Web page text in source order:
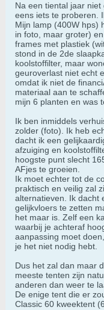
Na een tiental jaar
eens iets te proberen.
Mijn lamp (400W hps)
in foto, maar groter)
frames met plastiek
stond in de 2de
koolstoffilter, maar
geuroverlast niet echt
omdat ik niet de
materiaal aan te
mijn 6 planten en was
Ik ben inmiddels
zolder (foto). Ik heb
dacht ik een
afzuiging en
hoogste punt slecht
AFjes te groeien.
Ik moet echter tot de
praktisch en veilig zal
alternatieven. Ik dacht
gelijkvloers te zetten
het maar is. Zelf een
waarbij je achteraf
aanpassing moet
je het niet nodig hebt.
Dus het zal dan maar
meeste tenten zijn
anderen dan weer te
De enige tent die er
Classic 60 kweektent